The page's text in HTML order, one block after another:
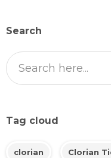
Search
Tag cloud
clorian Clorian